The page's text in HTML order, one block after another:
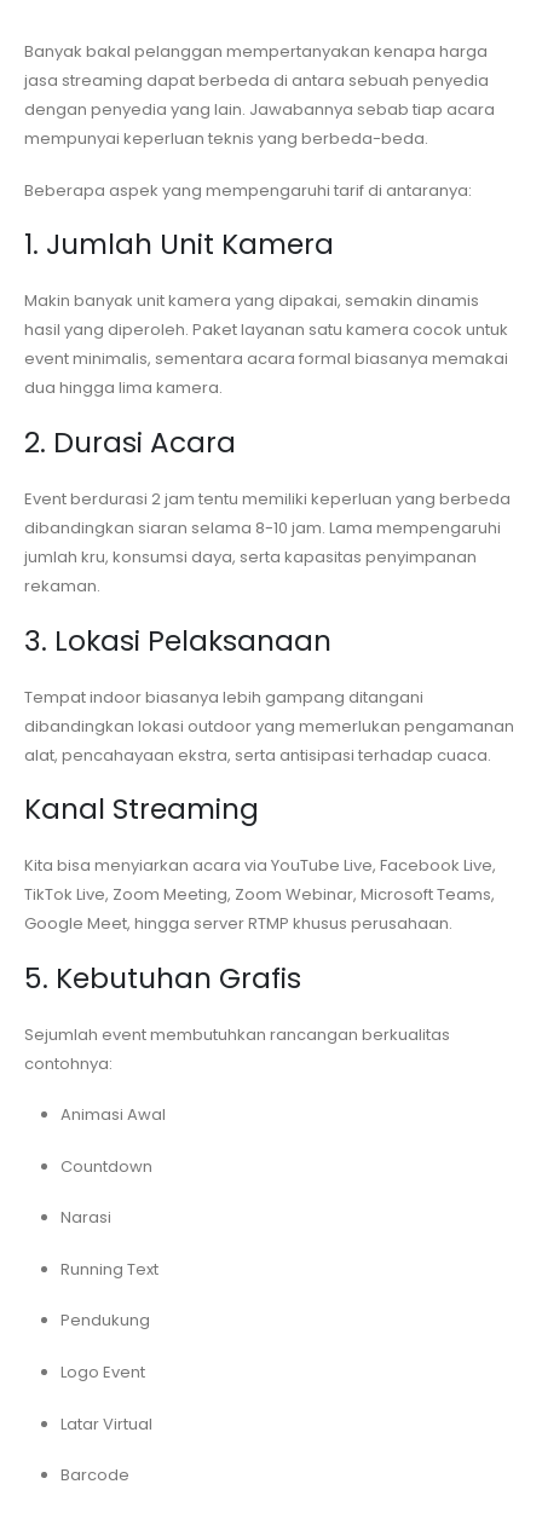
Banyak bakal pelanggan mempertanyakan kenapa harga
jasa streaming dapat berbeda di antara sebuah penyedia
dengan penyedia yang lain. Jawabannya sebab tiap acara
mempunyai keperluan teknis yang berbeda-beda.
Beberapa aspek yang mempengaruhi tarif di antaranya:
1. Jumlah Unit Kamera
Makin banyak unit kamera yang dipakai, semakin dinamis
hasil yang diperoleh. Paket layanan satu kamera cocok untuk
event minimalis, sementara acara formal biasanya memakai
dua hingga lima kamera.
2. Durasi Acara
Event berdurasi 2 jam tentu memiliki keperluan yang berbeda
dibandingkan siaran selama 8-10 jam. Lama mempengaruhi
jumlah kru, konsumsi daya, serta kapasitas penyimpanan
rekaman.
3. Lokasi Pelaksanaan
Tempat indoor biasanya lebih gampang ditangani
dibandingkan lokasi outdoor yang memerlukan pengamanan
alat, pencahayaan ekstra, serta antisipasi terhadap cuaca.
Kanal Streaming
Kita bisa menyiarkan acara via YouTube Live, Facebook Live,
TikTok Live, Zoom Meeting, Zoom Webinar, Microsoft Teams,
Google Meet, hingga server RTMP khusus perusahaan.
5. Kebutuhan Grafis
Sejumlah event membutuhkan rancangan berkualitas
contohnya:
Animasi Awal
Countdown
Narasi
Running Text
Pendukung
Logo Event
Latar Virtual
Barcode